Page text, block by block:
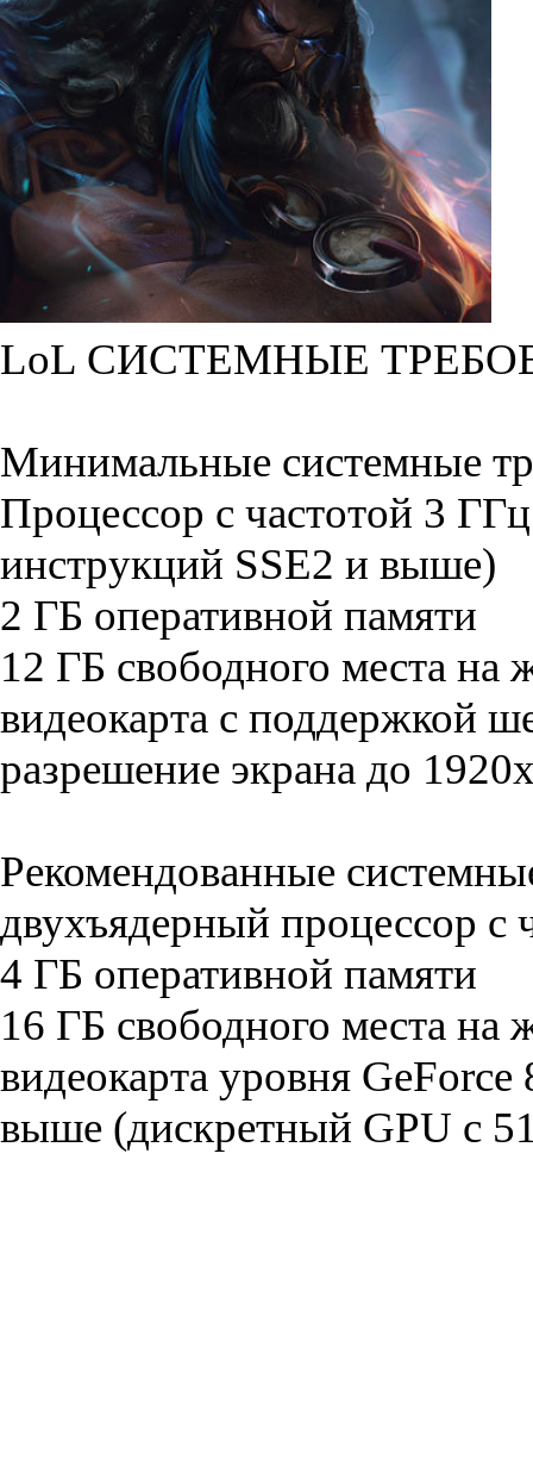
LoL СИСТЕМНЫЕ
Минимальные системные
Процессор с частотой 3
инструкций SSE2 и выше)
2 ГБ оперативной памяти
12 ГБ свободного места на
видеокарта с поддержкой
разрешение экрана до
Рекомендованные
двухъядерный процессор с
4 ГБ оперативной памяти
16 ГБ свободного места на
видеокарта уровня
выше (дискретный GPU с